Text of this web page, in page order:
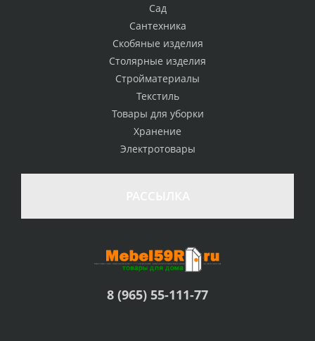
Сад
Сантехника
Скобяные изделия
Столярные изделия
Стройматериалы
Текстиль
Товары для уборки
Хранение
Электротовары
8 (965) 55-111-77